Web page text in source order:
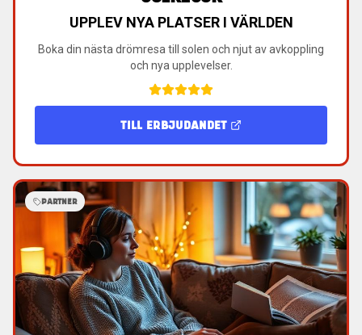
UPPLEV NYA PLATSER I VÄRLDEN
Boka din nästa drömresa till solen och njut av avkoppling
och nya upplevelser.
TILL ERBJUDANDET
PARTNER